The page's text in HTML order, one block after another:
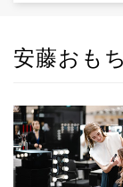
安藤おも